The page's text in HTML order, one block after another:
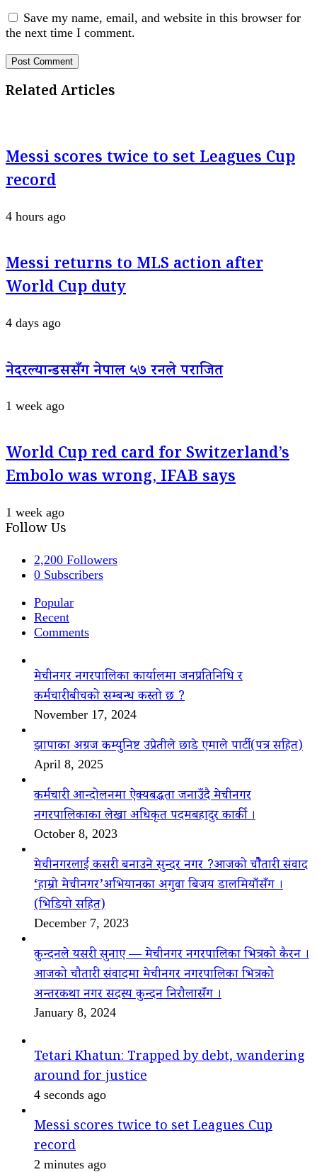
Save my name, email, and website in this browser for
the next time I comment.
Related Articles
Messi scores twice to set Leagues Cup
record
4 hours ago
Messi returns to MLS action after
World Cup duty
4 days ago
नेदरल्यान्डससँग नेपाल ५७ रनले पराजित
1 week ago
World Cup red card for Switzerland’s
Embolo was wrong, IFAB says
1 week ago
Follow Us
2,200 Followers
0 Subscribers
Popular
Recent
Comments
मेचीनगर नगरपालिका कार्यालमा जनप्रतिनिधि र
कर्मचारीबीचको सम्बन्ध कस्तो छ ?
November 17, 2024
झापाका अग्रज कम्युनिष्ट उप्रेतीले छाडे एमाले पार्टी(पत्र सहित)
April 8, 2025
कर्मचारी आन्दोलनमा ऐक्यबद्धता जनाउँदै मेचीनगर
नगरपालिकाका लेखा अधिकृत पदमबहादुर कार्की ।
October 8, 2023
मेचीनगरलाई कसरी बनाउने सुन्दर नगर ?आजको चौैतारी संवाद
‘हाम्रो मेचीनगर’अभियानका अगुवा बिजय डालमियाँसँग ।
(भिडियो सहित)
December 7, 2023
कुन्दनले यसरी सुनाए — मेचीनगर नगरपालिका भित्रको कैरन ।
आजको चौतारी संवादमा मेचीनगर नगरपालिका भित्रको
अन्तरकथा नगर सदस्य कुन्दन निरौलासँग ।
January 8, 2024
Tetari Khatun: Trapped by debt, wandering
around for justice
4 seconds ago
Messi scores twice to set Leagues Cup
record
2 minutes ago